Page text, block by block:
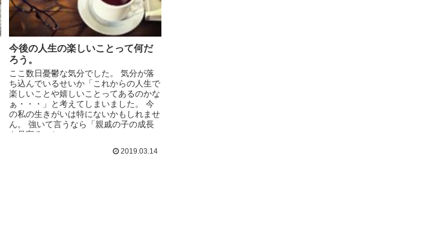
今後の人生の楽しいことって何だ
ろう。
ここ数日憂鬱な気分でした。 気分が落
ち込んでいるせいか「これからの人生で
楽しいことや嬉しいことってあるのかな
ぁ・・・」と考えてしまいました。 今
の私の生きがいは特にないかもしれませ
ん。 強いて言うなら「親戚の子の成長
を見守ること」...
2019.03.14